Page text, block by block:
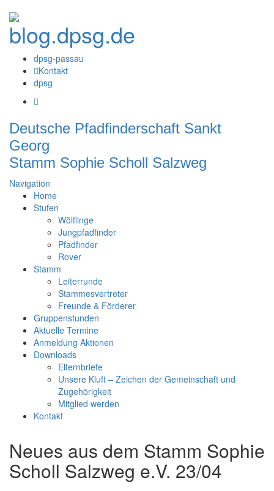
dpsg-passau
Kontakt
dpsg
Deutsche Pfadfinderschaft Sankt
Georg
Stamm Sophie Scholl Salzweg
Navigation
Home
Stufen
Wölflinge
Jungpfadfinder
Pfadfinder
Rover
Stamm
Leiterrunde
Stammesvertreter
Freunde & Förderer
Gruppenstunden
Aktuelle Termine
Anmeldung Aktionen
Downloads
Elternbriefe
Unsere Kluft – Zeichen der Gemeinschaft und
Zugehörigkeit
Mitglied werden
Kontakt
Neues aus dem Stamm Sophie
Scholl Salzweg e.V. 23/04